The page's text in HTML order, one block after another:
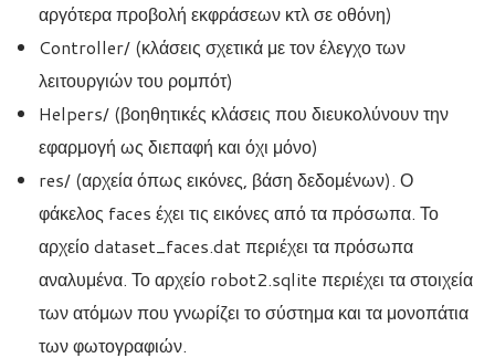
αργότερα προβολή εκφράσεων κτλ σε οθόνη)
Controller/ (κλάσεις σχετικά με τον έλεγχο των
λειτουργιών του ρομπότ)
Helpers/ (βοηθητικές κλάσεις που διευκολύνουν την
εφαρμογή ως διεπαφή και όχι μόνο)
res/ (αρχεία όπως εικόνες, βάση δεδομένων). Ο
φάκελος faces έχει τις εικόνες από τα πρόσωπα. Το
αρχείο dataset_faces.dat περιέχει τα πρόσωπα
αναλυμένα. Το αρχείο robot2.sqlite περιέχει τα στοιχεία
των ατόμων που γνωρίζει το σύστημα και τα μονοπάτια
των φωτογραφιών.